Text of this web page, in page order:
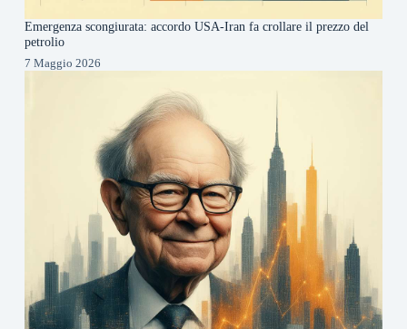
Emergenza scongiurata: accordo USA-Iran fa crollare il prezzo del
petrolio
7 Maggio 2026